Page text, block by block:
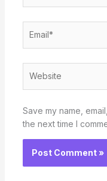
Save my name,
the next time I